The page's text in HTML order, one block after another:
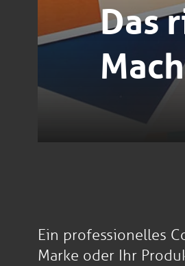
Das
Ein professionelles
Marke oder Ihr